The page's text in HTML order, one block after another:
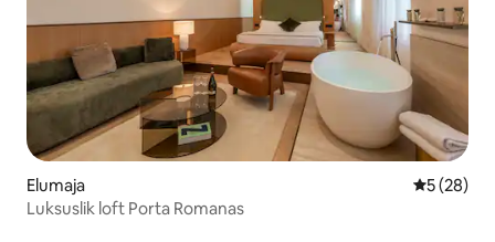
Elumaja Keskmine
5 (28)
Luksuslik loft Porta Romanas